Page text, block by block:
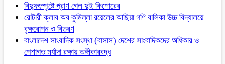
বিদ্যুৎস্পৃষ্টে প্রাণ গেল দুই কিশোরের
রোটারী ক্লাব অব কুমিল্লা রয়েলের আছিয়া গণি বালিকা উচ্চ বিদ্যালয়ে
বৃক্ষরোপন ও বিতরণ
বাংলাদেশ সাংবাদিক সংস্থা (বাসাস) দেশের সাংবাদিকদের অধিকার ও
পেশাগত মর্যাদা রক্ষায় অঙ্গীকারবদ্ধ